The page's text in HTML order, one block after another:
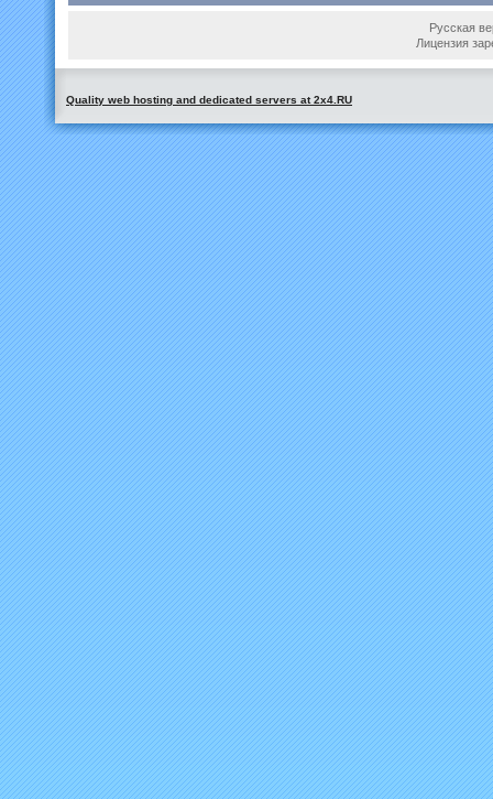
Русская
Лицензия
Quality web hosting and dedicated servers at 2x4.RU